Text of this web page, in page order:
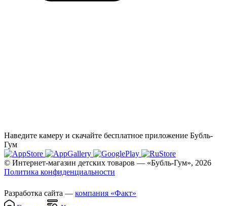
Наведите камеру и скачайте бесплатное приложение Бубль-
Гум
© Интернет-магазин детских товаров — «Бубль-Гум», 2026
Политика конфиденциальности
Разработка сайта — компания «Факт»